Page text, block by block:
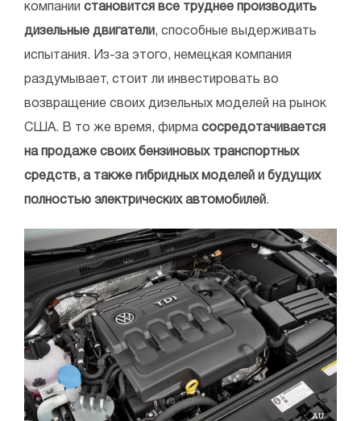
компании становится все труднее производить
дизельные двигатели , способные выдерживать
испытания. Из-за этого, немецкая компания
раздумывает, стоит ли инвестировать во
возвращение своих дизельных моделей на рынок
США. В то же время, фирма сосредотачивается
на продаже своих бензиновых транспортных
средств, а также гибридных моделей и будущих
полностью электрических автомобилей .